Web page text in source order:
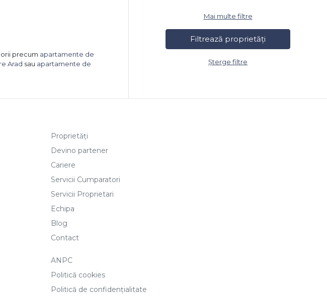
precum apartamente de
Arad sau apartamente de
Mai multe filtre
Șterge filtre
Proprietăți
Devino partener
Cariere
Servicii Cumparatori
Servicii Proprietari
Echipa
Blog
Contact
ANPC
Politică cookies
Politică de confidențialitate